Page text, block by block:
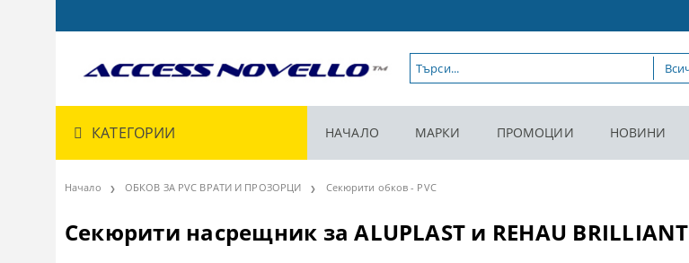
КАТЕГОРИИ НАЧАЛО МАРКИ ПРОМОЦИИ НОВИНИ
Начало ОБКОВ ЗА PVC ВРАТИ И ПРОЗОРЦИ Секюрити обков - PVC
Секюрити насрещник за ALUPLAST и REHAU BRILLIANT